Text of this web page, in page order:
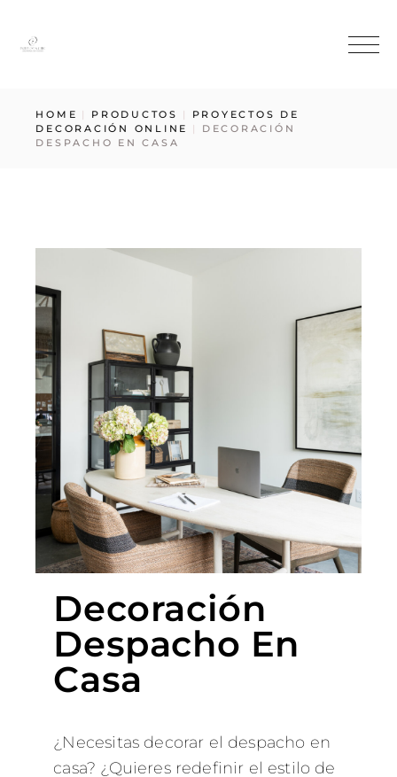
HOME PRODUCTOS
PROYECTOS DE
DECORACIÓN ONLINE
DECORACIÓN
DESPACHO EN CASA
Decoración
Despacho En
Casa
¿Necesitas decorar el despacho en
casa? ¿Quieres redefinir el estilo de